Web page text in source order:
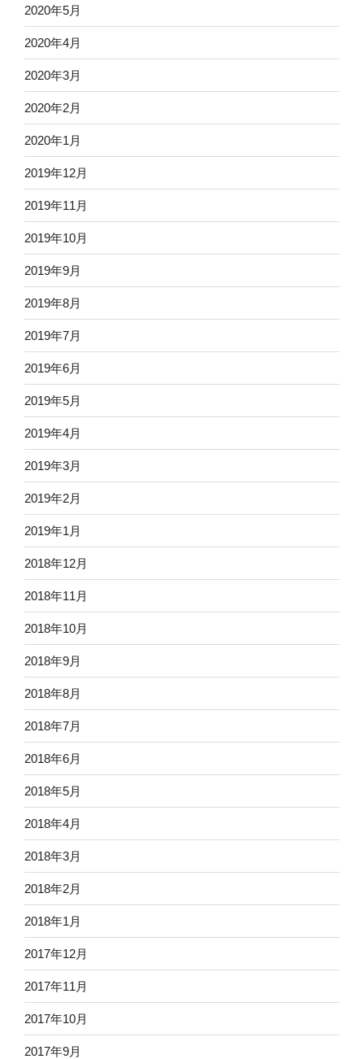
2020年5月
2020年4月
2020年3月
2020年2月
2020年1月
2019年12月
2019年11月
2019年10月
2019年9月
2019年8月
2019年7月
2019年6月
2019年5月
2019年4月
2019年3月
2019年2月
2019年1月
2018年12月
2018年11月
2018年10月
2018年9月
2018年8月
2018年7月
2018年6月
2018年5月
2018年4月
2018年3月
2018年2月
2018年1月
2017年12月
2017年11月
2017年10月
2017年9月